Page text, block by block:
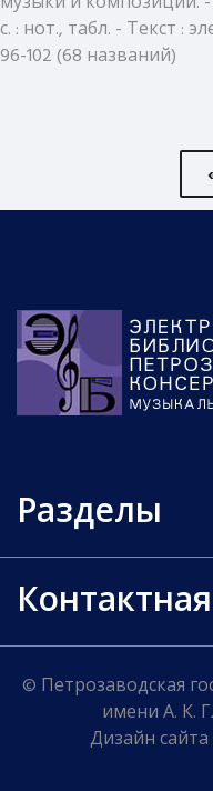
с. : нот., табл. - Текст :
96-102 (68 названий)
Разделы
© Петрозаводская
имени А. К.
Дизайн